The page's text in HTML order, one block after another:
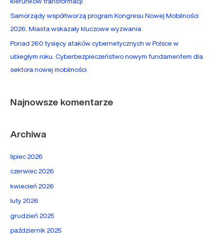
:
Samorządy współtworzą program Kongresu Nowej Mobilności
2026. Miasta wskazały kluczowe wyzwania
Ponad 260 tysięcy ataków cybernetycznych w Polsce w
ubiegłym roku. Cyberbezpieczeństwo nowym fundamentem dla
sektora nowej mobilności
Najnowsze komentarze
Archiwa
lipiec 2026
czerwiec 2026
kwiecień 2026
luty 2026
grudzień 2025
październik 2025